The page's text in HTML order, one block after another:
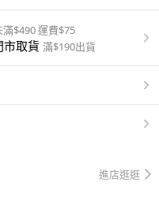
滿$490 運費$75
取貨 滿$190出貨
進店逛逛